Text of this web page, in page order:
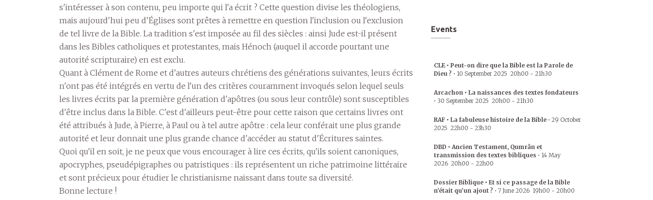
s'intéresser à son contenu, peu importe qui l'a écrit ? Cette question divise les théologiens,
mais aujourd'hui peu d'Églises sont prêtes à remettre en question l'inclusion ou l'exclusion
de tel livre de la Bible. La tradition s'est imposée au fil des siècles : ainsi Jude est-il présent
dans les Bibles catholiques et protestantes, mais Hénoch (auquel il accorde pourtant une
autorité scripturaire) en est exclu.
Quant à Clément de Rome et d'autres auteurs chrétiens des générations suivantes, leurs écrits
n'ont pas été intégrés en vertu de l'un des critères couramment invoqués selon lequel seuls
les livres écrits par la première génération d'apôtres (ou sous leur contrôle) sont susceptibles
d'être inclus dans la Bible. C'est d'ailleurs peut-être pour cette raison que certains livres ont
été attribués à Jude, à Pierre, à Paul ou à tel autre apôtre : cela leur conférait une plus grande
autorité et leur donnait une plus grande chance d'accéder au statut d'Écritures saintes.
Quoi qu'il en soit, je ne peux que vous encourager à lire ces écrits, qu'ils soient canoniques,
apocryphes, pseudépigraphes ou patristiques : ils représentent un riche patrimoine littéraire
et sont précieux pour étudier le christianisme naissant dans toute sa diversité.
Bonne lecture !
Events
CLE • Peut-on dire que la Bible est la Parole de
Dieu ? • 10 September 2025 20h00 - 21h30
Arcachon • La naissances des textes fondateurs
• 30 September 2025 20h00 - 21h30
RAF • La fabuleuse histoire de la Bible • 29 October
2025 22h00 - 23h30
DBD • Ancien Testament, Qumrân et
transmission des textes bibliques • 14 May
2026 20h00 - 22h00
Dossier Biblique • Et si ce passage de la Bible
n’était qu’un ajout ? • 7 June 2026 19h00 - 20h00